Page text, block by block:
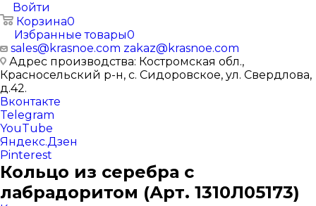
Войти
Корзина0
Избранные товары0
sales@krasnoe.com zakaz@krasnoe.com
Адрес производства: Костромская обл.,
Красносельский р-н, с. Сидоровское, ул. Свердлова,
д.42.
Вконтакте
Telegram
YouTube
Яндекс.Дзен
Pinterest
Кольцо из серебра с
лабрадоритом (Арт. 1310Л05173)